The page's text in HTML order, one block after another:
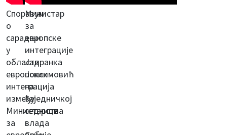
Споразум
о
сарадњи
у
области
европских
интеграција
између
Министарства
за
Министар
за
европске
интеграције
Јадранка
Јоксимовић
на
заједничкој
седници
влада